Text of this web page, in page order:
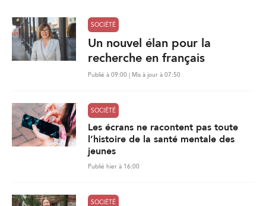
SOCIÉTÉ
Un nouvel élan pour la
recherche en français
Publié à 09:00 | Mis à jour à 07:50
SOCIÉTÉ
Les écrans ne racontent pas toute
l’histoire de la santé mentale des
jeunes
Publié hier à 16:00
SOCIÉTÉ